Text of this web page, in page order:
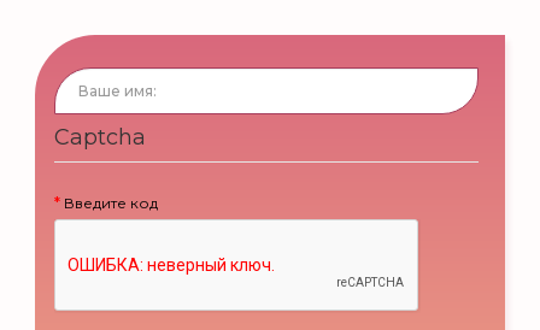
Captcha
Введите код